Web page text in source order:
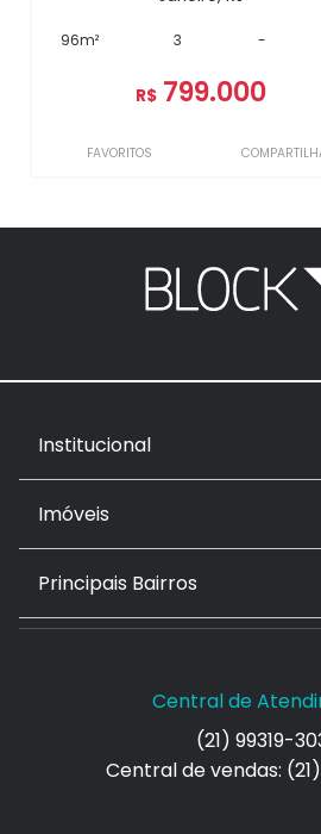
96m² 3 -
R$ 799.000
FAVORITOS
Institucional
Imóveis
Principais Bairros
Central de
(21) 99319-
Central de vendas: